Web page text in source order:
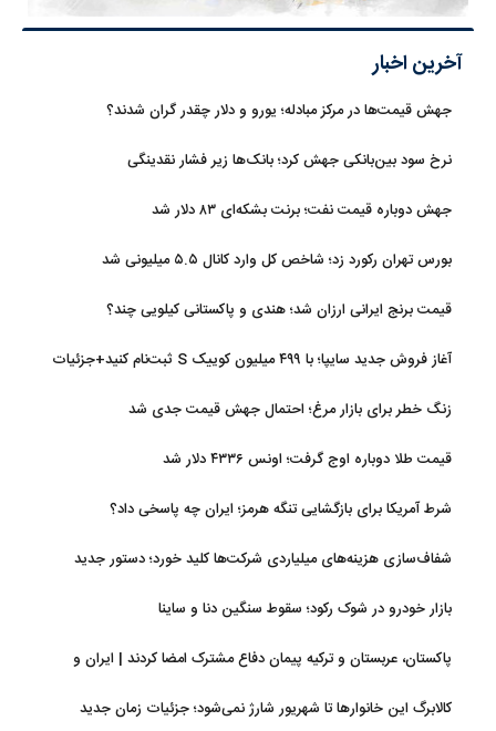
آخرین اخبار
جهش قیمت‌ها در مرکز مبادله؛ یورو و دلار چقدر گران شدند؟
نرخ سود بین‌بانکی جهش کرد؛ بانک‌ها زیر فشار نقدینگی
جهش دوباره قیمت نفت؛ برنت بشکه‌ای ۸۳ دلار شد
بورس تهران رکورد زد؛ شاخص کل وارد کانال ۵.۵ میلیونی شد
قیمت برنج ایرانی ارزان شد؛ هندی و پاکستانی کیلویی چند؟
آغاز فروش جدید سایپا؛ با ۴۹۹ میلیون کوییک S ثبت‌نام کنید+جزئیات
زنگ خطر برای بازار مرغ؛ احتمال جهش قیمت جدی شد
قیمت طلا دوباره اوج گرفت؛ اونس ۴۳۳۶ دلار شد
شرط آمریکا برای بازگشایی تنگه هرمز؛ ایران چه پاسخی داد؟
شفاف‌سازی هزینه‌های میلیاردی شرکت‌ها کلید خورد؛ دستور جدید
بازار خودرو در شوک رکود؛ سقوط سنگین دنا و ساینا
پاکستان، عربستان و ترکیه پیمان دفاع مشترک امضا کردند | ایران و
کالابرگ این خانوارها تا شهریور شارژ نمی‌شود؛ جزئیات زمان جدید